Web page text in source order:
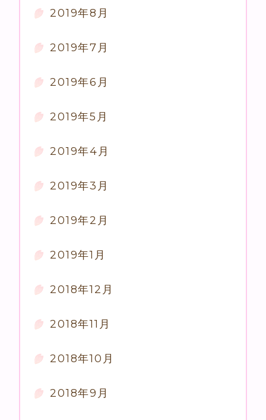
2019年8月
2019年7月
2019年6月
2019年5月
2019年4月
2019年3月
2019年2月
2019年1月
2018年12月
2018年11月
2018年10月
2018年9月